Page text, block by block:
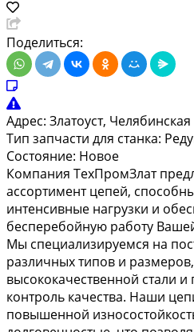
Поделиться:
Адрес: Златоуст,
Тип запчасти для станка:
Состояние: Новое
Компания ТехПромЗлат
ассортимент цепей,
интенсивные нагрузки и
бесперебойную работу
Мы специализируемся на
различных типов и
высококачественной стали
контроль качества. Наши
повышенной